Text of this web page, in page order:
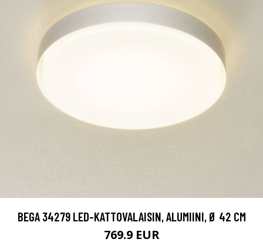
BEGA 34279 LED-KATTOVALAISIN, ALUMIINI, Ø 42 CM
769.9 EUR